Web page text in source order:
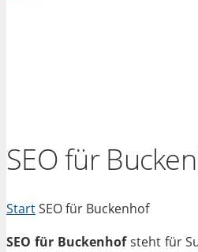
SEO für
StartSEO für Buckenhof
SEO für Buckenhofsteht für